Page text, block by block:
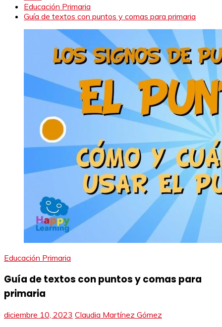
Educación Primaria
Guía de textos con puntos y comas para primaria
Educación Primaria
Guía de textos con puntos y comas para
primaria
diciembre 10, 2023 Claudia Martínez Gómez